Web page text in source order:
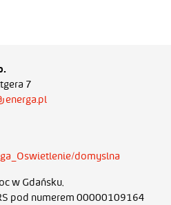
7
domyslna
w Gdańsku,
pod numerem 00000109164